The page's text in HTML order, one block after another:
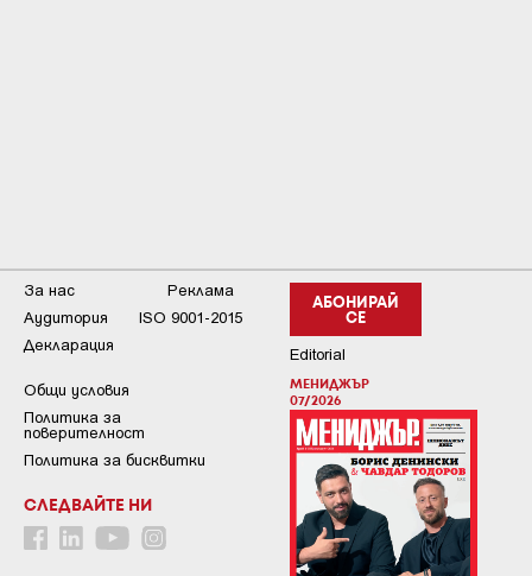
АБОНИРАЙ
СЕ
Editorial
МЕНИДЖЪР
07/2026
За нас
Реклама
Аудитория
ISO 9001-2015
Декларация
Общи условия
Пoлитикa зa
пoвepитeлнocт
Политика за бисквитки
СЛЕДВАЙТЕ НИ